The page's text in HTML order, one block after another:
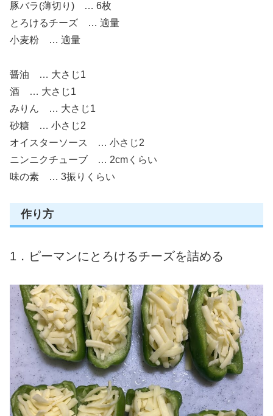
豚バラ(薄切り) … 6枚
とろけるチーズ … 適量
小麦粉 … 適量
醤油 … 大さじ1
酒 … 大さじ1
みりん … 大さじ1
砂糖 … 小さじ2
オイスターソース … 小さじ2
ニンニクチューブ … 2cmくらい
味の素 … 3振りくらい
作り方
1．ピーマンにとろけるチーズを詰める